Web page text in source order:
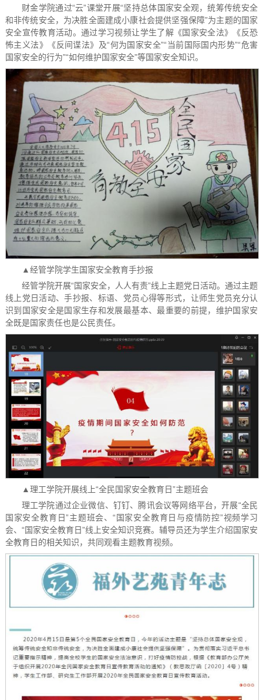
财金学院通过“云”课堂开展“坚持总体国家安全观，统筹传统安全
和非传统安全，为决胜全面建成小康社会提供坚强保障”为主题的国家
安全宣传教育活动。通过学习视频让学生了解《国家安全法》《反恐
怖主义法》《反间谍法》及“何为国家安全”“当前国际国内形势”“危害
国家安全的行为”“如何维护国家安全”等国家安全知识。
▲经管学院学生国家安全教育手抄报
经管学院开展“国家安全，人人有责”线上主题党日活动。通过主题
线上党日活动、手抄报、标语、党员心得等形式，让师生党员充分认
识到国家安全是国家生存和发展最基本、最重要的前提，维护国家安
全既是国家责任也是公民责任。
▲理工学院开展线上“全民国家安全教育日”主题班会
理工学院通过企业微信、钉钉、腾讯会议等网络平台，开展“全民
国家安全教育日”主题班会、“国家安全教育日与疫情防控”视频学习
会、“国家安全教育日”线上安全知识竞赛。辅导员还为学生介绍国家安
全教育日的相关知识，共同观看主题教育视频。